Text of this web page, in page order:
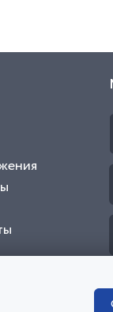
на сайте